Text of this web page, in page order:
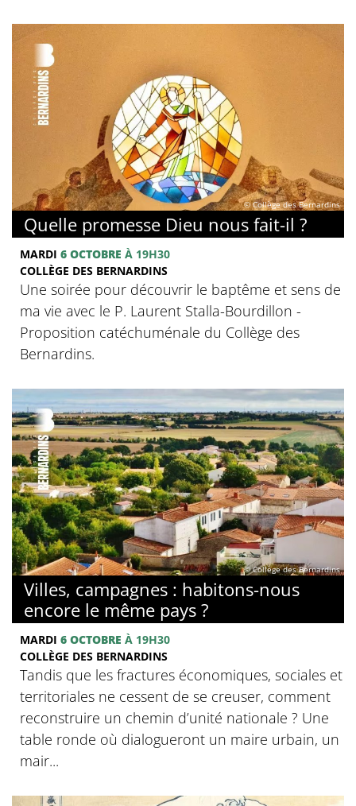
© Collège des Bernardins
Quelle promesse Dieu nous fait-il ?
MARDI 6 OCTOBRE À 19H30
COLLÈGE DES BERNARDINS
Une soirée pour découvrir le baptême et sens de
ma vie avec le P. Laurent Stalla-Bourdillon -
Proposition catéchuménale du Collège des
Bernardins.
© Collège des Bernardins
Villes, campagnes : habitons-nous
encore le même pays ?
MARDI 6 OCTOBRE À 19H30
COLLÈGE DES BERNARDINS
Tandis que les fractures économiques, sociales et
territoriales ne cessent de se creuser, comment
reconstruire un chemin d’unité nationale ? Une
table ronde où dialogueront un maire urbain, un
mair...